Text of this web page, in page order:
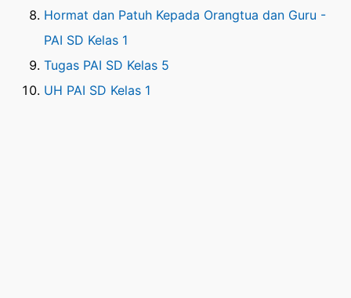
Hormat dan Patuh Kepada Orangtua dan Guru -
PAI SD Kelas 1
Tugas PAI SD Kelas 5
UH PAI SD Kelas 1